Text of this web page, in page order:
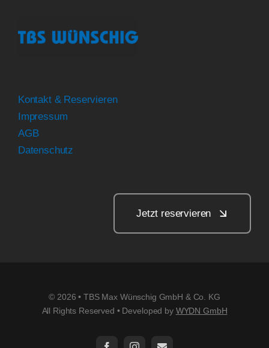
Kontakt & Reservieren
Impressum
AGB
Datenschutz
Jetzt reservieren
© 2026 • TBS Max Wünschig GmbH & Co. KG
All Rights Reserved • Developed by WYDN GmbH